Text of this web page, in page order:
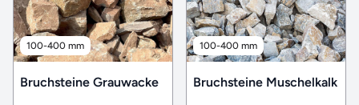
100-400 mm
Bruchsteine Grauwacke
100-400 mm
Bruchsteine Muschelkalk